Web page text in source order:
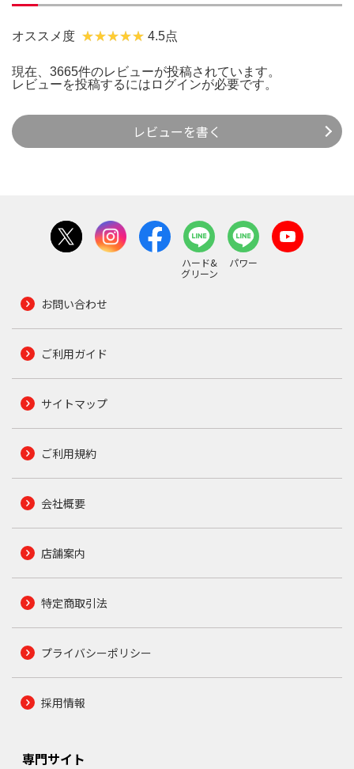
オススメ度 4.5点
現在、3665件のレビューが投稿されています。
レビューを投稿するには ログインが必要です。
レビューを書く
ハード&
グリーン
パワー
お問い合わせ
ご利用ガイド
サイトマップ
ご利用規約
会社概要
店舗案内
特定商取引法
プライバシーポリシー
採用情報
専門サイト